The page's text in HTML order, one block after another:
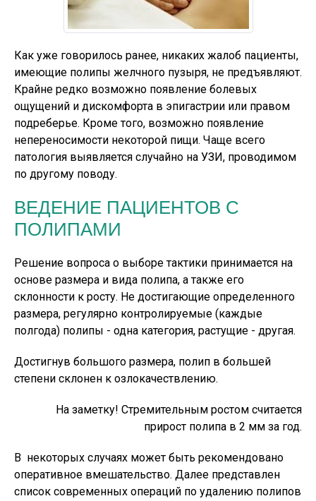
Как уже говорилось ранее, никаких жалоб пациенты,
имеющие полипы желчного пузыря, не предъявляют.
Крайне редко возможно появление болевых
ощущений и дискомфорта в эпигастрии или правом
подреберье. Кроме того, возможно появление
непереносимости некоторой пищи. Чаще всего
патология выявляется случайно на УЗИ, проводимом
по другому поводу.
ВЕДЕНИЕ ПАЦИЕНТОВ С
ПОЛИПАМИ
Решение вопроса о выборе тактики принимается на
основе размера и вида полипа, а также его
склонности к росту. Не достигающие определенного
размера, регулярно контролируемые (каждые
полгода) полипы - одна категория, растущие - другая.
Достигнув большого размера, полип в большей
степени склонен к озлокачествлению.
На заметку! Стремительным ростом считается
прирост полипа в 2 мм за год.
В некоторых случаях может быть рекомендовано
оперативное вмешательство. Далее представлен
список современных операций по удалению полипов